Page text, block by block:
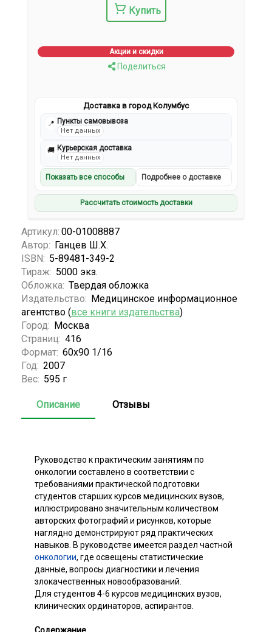
Купить
Акции и скидки
Поделиться
Доставка в город Колумбус
📍 Пункты самовывоза
Нет данных
🚚 Курьерская доставка
Нет данных
Показать все способы Подробнее о доставке
Рассчитать стоимость доставки
Артикул: 00-01008887
Автор: Ганцев Ш.Х.
ISBN: 5-89481-349-2
Тираж: 5000 экз.
Обложка: Твердая обложка
Издательство: Медицинское информационное
агентство (все книги издательства)
Город: Москва
Страниц: 416
Формат: 60х90 1/16
Год: 2007
Вес: 595 г
Описание Отзывы
Руководство к практическим занятиям по
онкологии составлено в соответствии с
требованиями практической подготовки
студентов старших курсов медицинских вузов,
иллюстрировано значительным количеством
авторских фотографий и рисунков, которые
наглядно демонстрируют ряд практических
навыков. В руководстве имеется раздел частной
онкологии, где освещены статистические
данные, вопросы диагностики и лечения
злокачественных новообразований.
Для студентов 4-6 курсов медицинских вузов,
клинических ординаторов, аспирантов.